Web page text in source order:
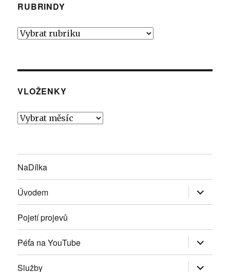
RUBRINDY
Rubrindy
VLOŽENKY
Vloženky
NaDílka
Úvodem Zobrazit
položky
Pojetí projevů
Péťa na YouTube Zobrazit
položky
Služby
Zobrazit